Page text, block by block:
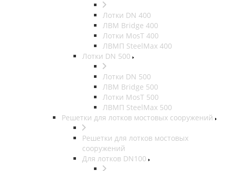
Лотки DN 400
ЛВМ Bridge 400
Лотки MosT 400
ЛВМП SteelMax 400
Лотки DN 500
Лотки DN 500
ЛВМ Bridge 500
Лотки MosT 500
ЛВМП SteelMax 500
Решетки для лотков мостовых сооружений
Решетки для лотков мостовых
сооружений
Для лотков DN100